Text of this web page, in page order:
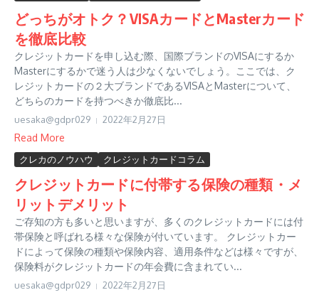
どっちがオトク？VISAカードとMasterカード
を徹底比較
クレジットカードを申し込む際、国際ブランドのVISAにするか
Masterにするかで迷う人は少なくないでしょう。ここでは、ク
レジットカードの２大ブランドであるVISAとMasterについて、
どちらのカードを持つべきか徹底比...
uesaka@gdpr029 2022年2月27日
Read More
クレカのノウハウ クレジットカードコラム
クレジットカードに付帯する保険の種類・メ
リットデメリット
ご存知の方も多いと思いますが、多くのクレジットカードには付
帯保険と呼ばれる様々な保険が付いています。 クレジットカー
ドによって保険の種類や保険内容、適用条件などは様々ですが、
保険料がクレジットカードの年会費に含まれてい...
uesaka@gdpr029 2022年2月27日